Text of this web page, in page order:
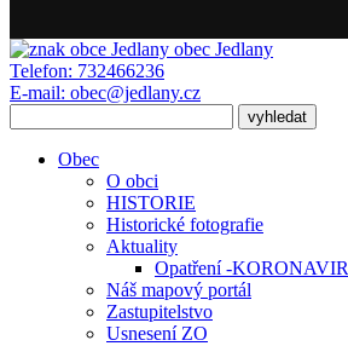
obec Jedlany
Telefon: 732466236
E-mail: obec@jedlany.cz
Obec
O obci
HISTORIE
Historické fotografie
Aktuality
Opatření -KORONAVIR
Náš mapový portál
Zastupitelstvo
Usnesení ZO